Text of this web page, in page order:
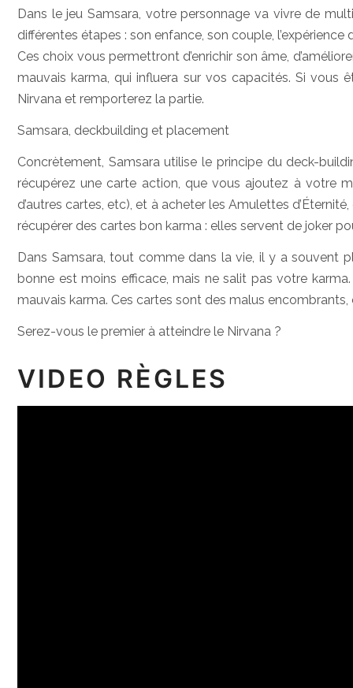
Dans le jeu Samsara, votre personnage va vivre de
différentes étapes : son enfance, son couple, l’expérience
Ces choix vous permettront d’enrichir son âme,
mauvais karma, qui influera sur vos capacités. Si vous
Nirvana et remporterez la partie.
Samsara, deckbuilding et placement
Concrètement, Samsara utilise le principe du deck-
récupérez une carte action, que vous ajoutez à votre
d’autres cartes, etc), et à acheter les Amulettes
récupérer des cartes bon karma : elles servent de joker
Dans Samsara, tout comme dans la vie, il y a souvent
bonne est moins efficace, mais ne salit pas votre
mauvais karma. Ces cartes sont des malus encombrants,
Serez-vous le premier à atteindre le Nirvana ?
VIDEO RÈGLES